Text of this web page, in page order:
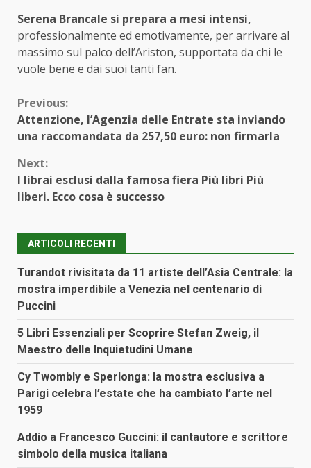
Serena Brancale si prepara a mesi intensi,
professionalmente ed emotivamente, per arrivare al
massimo sul palco dell’Ariston, supportata da chi le
vuole bene e dai suoi tanti fan.
Continue
Reading
Previous:
Attenzione, l’Agenzia delle Entrate sta inviando
una raccomandata da 257,50 euro: non firmarla
Next:
I librai esclusi dalla famosa fiera Più libri Più
liberi. Ecco cosa è successo
ARTICOLI RECENTI
Turandot rivisitata da 11 artiste dell’Asia Centrale: la
mostra imperdibile a Venezia nel centenario di
Puccini
5 Libri Essenziali per Scoprire Stefan Zweig, il
Maestro delle Inquietudini Umane
Cy Twombly e Sperlonga: la mostra esclusiva a
Parigi celebra l’estate che ha cambiato l’arte nel
1959
Addio a Francesco Guccini: il cantautore e scrittore
simbolo della musica italiana